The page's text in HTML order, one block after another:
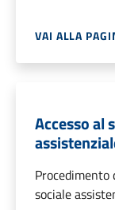
VAI ALLA
Accesso al
Procedimento
sociale